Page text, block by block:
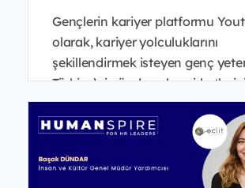
Gençlerin kariyer platformu
olarak, kariyer yolculuklarını
şekillendirmek isteyen genç
Türkiye’nin önde gelen
kaynakları liderleri...